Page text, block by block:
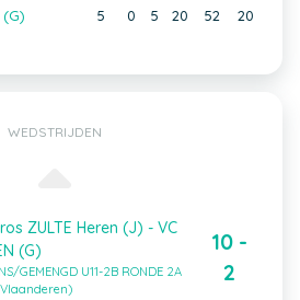
(G) 5 0 5 20 52 20
WEDSTRIJDEN
ZULTE Heren (J) - VC
(G)
GEMENGD U11-2B RONDE 2A
10 -
2